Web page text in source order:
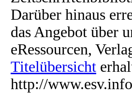
Darüber hinaus
das Angebot über
eRessourcen,
Titelübersicht
http://